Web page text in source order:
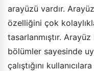
arayüzü vardır.
özelliğini çok
tasarlanmıştır.
bölümler sayesinde
çalıştığını